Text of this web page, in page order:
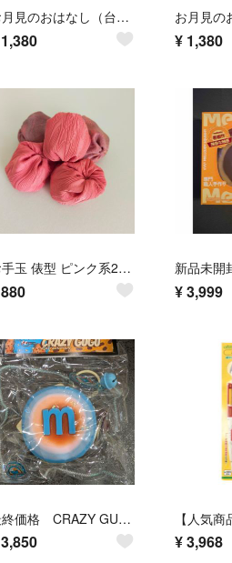
お月見のおはなし（台本、お月見クイズ素材付き）パネルシアター 未カットお月見
1,380 ¥ 1,380
お手玉 俵型 ピンク系2種 着物生地 5個セット ハンドメイド
880 ¥3,999
最終価格 CRAZY GUGU スクイーズ 炭焼きシリーズ ハンバーガー 沖縄 大 スクイーズ クレイジーググ 直径約8cm
3,850 ¥3,968